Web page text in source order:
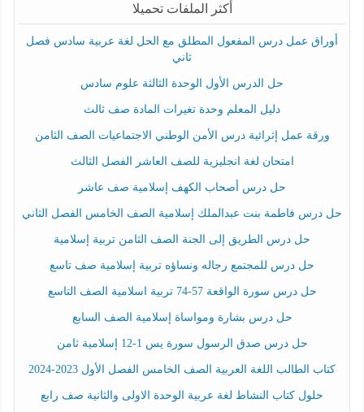
أكثر الملفات تحميلا
أوراق عمل درس المفعول المطلق مع الحل لغة عربية سادس فصل
ثاني
حل الدرس الأول الوحدة الثالثة علوم سادس
دليل المعلم وحدة تغيرات المادة صف ثالث
ورقة عمل إثرائية درس الأمن الوطني الاجتماعيات الصف الثامن
امتحان لغة انجليزية للصف العاشر الفصل الثالث
حل درس أصحاب الكهف إسلامية صف عاشر
حل درس فاطمة بنت عبدالملك إسلامية الصف الخامس الفصل الثاني
حل درس الطريق إلى الجنة الصف الثامن تربية إسلامية
حل درس للمجتمع رجاله ونساؤه تربية إسلامية صف تاسع
حل درس سورة الواقعة 57-74 تربية اسلامية الصف التاسع
حل درس بشارة ومواساة إسلامية الصف السابع
حل درس صدق الرسول سورة يس 1-12 إسلامية ثامن
كتاب الطالب اللغة العربية الصف الخامس الفصل الأول 2023-2024
حلول كتاب النشاط لغة عربية الوحدة الاولى والثانية صف رابع